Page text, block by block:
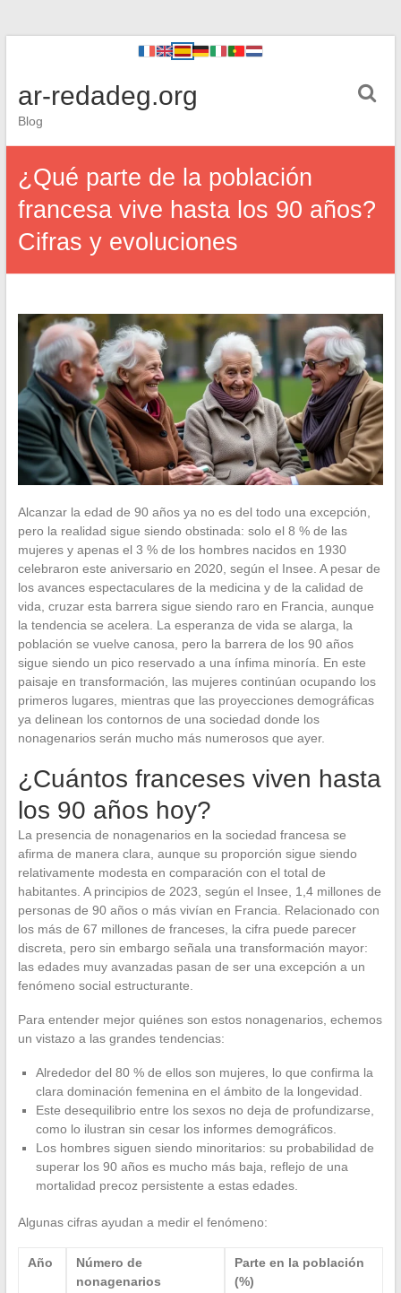
ar-redadeg.org
Blog
¿Qué parte de la población
francesa vive hasta los 90 años?
Cifras y evoluciones
Alcanzar la edad de 90 años ya no es del todo una excepción,
pero la realidad sigue siendo obstinada: solo el 8 % de las
mujeres y apenas el 3 % de los hombres nacidos en 1930
celebraron este aniversario en 2020, según el Insee. A pesar de
los avances espectaculares de la medicina y de la calidad de
vida, cruzar esta barrera sigue siendo raro en Francia, aunque
la tendencia se acelera. La esperanza de vida se alarga, la
población se vuelve canosa, pero la barrera de los 90 años
sigue siendo un pico reservado a una ínfima minoría. En este
paisaje en transformación, las mujeres continúan ocupando los
primeros lugares, mientras que las proyecciones demográficas
ya delinean los contornos de una sociedad donde los
nonagenarios serán mucho más numerosos que ayer.
¿Cuántos franceses viven hasta
los 90 años hoy?
La presencia de nonagenarios en la sociedad francesa se
afirma de manera clara, aunque su proporción sigue siendo
relativamente modesta en comparación con el total de
habitantes. A principios de 2023, según el Insee, 1,4 millones de
personas de 90 años o más vivían en Francia. Relacionado con
los más de 67 millones de franceses, la cifra puede parecer
discreta, pero sin embargo señala una transformación mayor:
las edades muy avanzadas pasan de ser una excepción a un
fenómeno social estructurante.
Para entender mejor quiénes son estos nonagenarios, echemos
un vistazo a las grandes tendencias:
Alrededor del 80 % de ellos son mujeres, lo que confirma la
clara dominación femenina en el ámbito de la longevidad.
Este desequilibrio entre los sexos no deja de profundizarse,
como lo ilustran sin cesar los informes demográficos.
Los hombres siguen siendo minoritarios: su probabilidad de
superar los 90 años es mucho más baja, reflejo de una
mortalidad precoz persistente a estas edades.
Algunas cifras ayudan a medir el fenómeno:
Año
Número de
nonagenarios
Parte en la población
(%)